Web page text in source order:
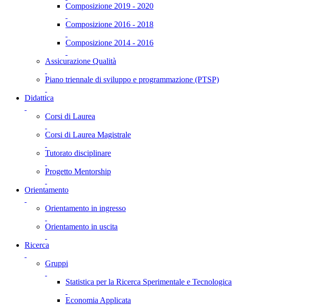
Composizione 2019 - 2020
Composizione 2016 - 2018
Composizione 2014 - 2016
Assicurazione Qualità
Piano triennale di sviluppo e programmazione (PTSP)
Didattica
Corsi di Laurea
Corsi di Laurea Magistrale
Tutorato disciplinare
Progetto Mentorship
Orientamento
Orientamento in ingresso
Orientamento in uscita
Ricerca
Gruppi
Statistica per la Ricerca Sperimentale e Tecnologica
Economia Applicata